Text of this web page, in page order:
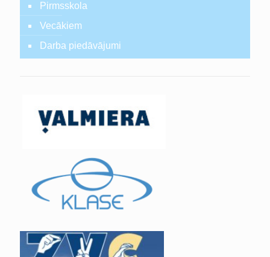
Pirmsskola
Vecākiem
Darba piedāvājumi